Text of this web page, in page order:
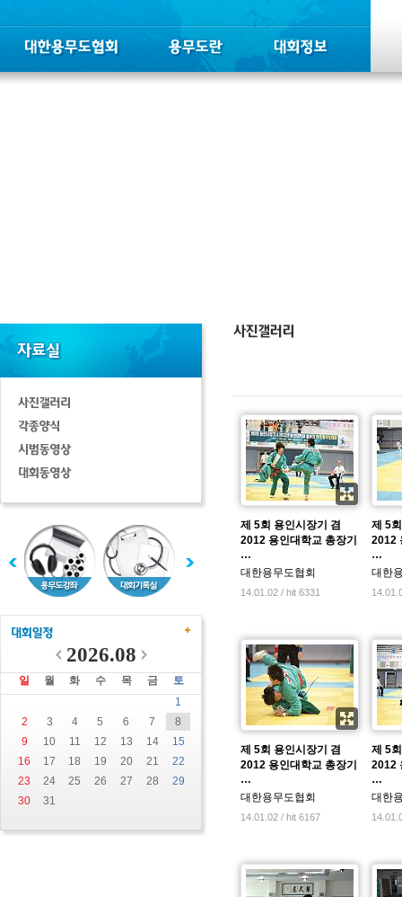
2026.08
일 월 화 수 목 금
토
1
2
3 4 5 6 7
8
9
10 11 12 13 14
15
16
17 18 19 20 21
22
23
24 25 26 27 28
29
30
31
제 5회 용인시장기 겸
2012 용인대학교 총장기
…
대한용무도협회
14.01.02 / hit 6331
제 5
2012
…
대한
제 5회 용인시장기 겸
2012 용인대학교 총장기
…
대한용무도협회
14.01.02 / hit 6167
제 5
2012
…
대한